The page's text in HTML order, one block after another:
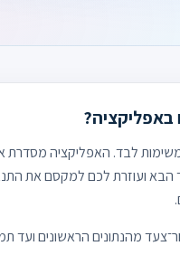
לבד. האפליקציה מסדרת
ועוזרת לכם למקסם את
מהנתונים הראשונים ועד